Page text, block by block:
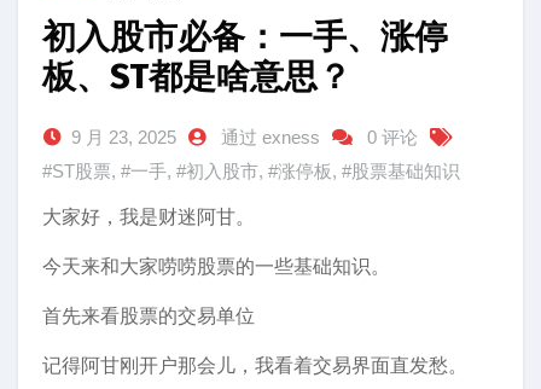
初入股市必备：一手、涨停
板、ST都是啥意思？
9 月 23, 2025 通过 exness
0 评论
#ST股票, #一手, #初入股市, #涨停板, #股票基础知识
大家好，我是财迷阿甘。
今天来和大家唠唠股票的一些基础知识。
首先来看股票的交易单位
记得阿甘刚开户那会儿，我看着交易界面直发愁。